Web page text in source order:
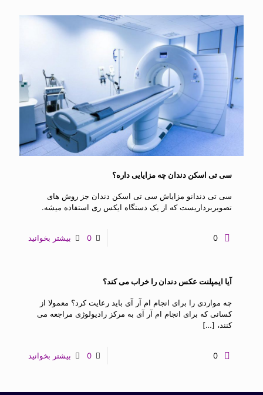
سی تی اسکن دندان چه مزایایی داره؟
سی تی دندانو مزایاش سی تی اسکن دندان جز روش های
تصویربرداریست که از یک دستگاه ایکس ری استفاده میشه.
0
0 بیشتر بخوانید
آیا ایمپلنت عکس دندان را خراب می کند؟
چه مواردی را برای انجام ام آر آی باید رعایت کرد؟ معمولا از
کسانی که برای انجام ام آر آی به مرکز رادیولوژی مراجعه می
کنند، […]
0
0 بیشتر بخوانید